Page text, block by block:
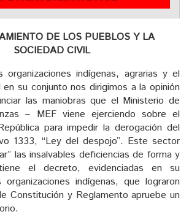
DE LOS PUEBLOS Y LA
SOCIEDAD CIVIL
organizaciones indígenas, agrarias y el
su conjunto nos dirigimos a la opinión
las maniobras que el Ministerio de
– MEF viene ejerciendo sobre el
para impedir la derogación del
1333, “Ley del despojo”. Este sector
las insalvables deficiencias de forma y
el decreto, evidenciadas en su
indígenas, que lograron
Constitución y Reglamento apruebe un